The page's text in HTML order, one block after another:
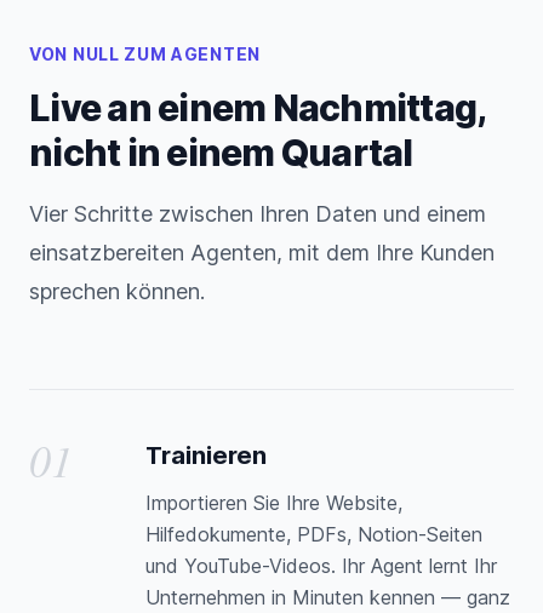
VON NULL ZUM AGENTEN
Live an einem Nachmittag,
nicht in einem Quartal
Vier Schritte zwischen Ihren Daten und einem
einsatzbereiten Agenten, mit dem Ihre Kunden
sprechen können.
01 Trainieren
Importieren Sie Ihre Website,
Hilfedokumente, PDFs, Notion-Seiten
und YouTube-Videos. Ihr Agent lernt Ihr
Unternehmen in Minuten kennen — ganz